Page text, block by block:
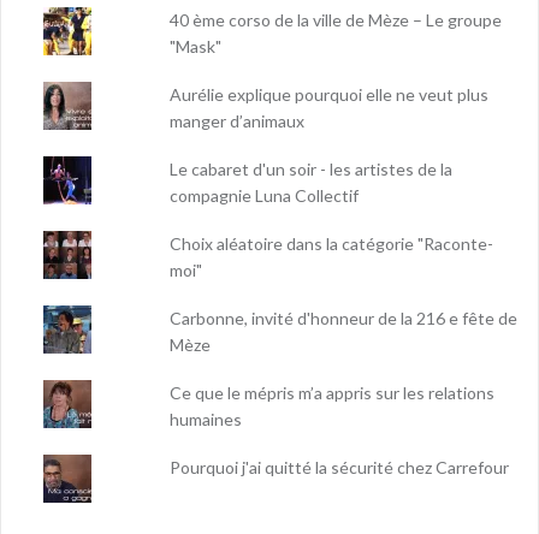
40 ème corso de la ville de Mèze – Le groupe
"Mask"
Aurélie explique pourquoi elle ne veut plus
manger d’animaux
Le cabaret d'un soir - les artistes de la
compagnie Luna Collectif
Choix aléatoire dans la catégorie "Raconte-
moi"
Carbonne, invité d'honneur de la 216 e fête de
Mèze
Ce que le mépris m’a appris sur les relations
humaines
Pourquoi j'ai quitté la sécurité chez Carrefour